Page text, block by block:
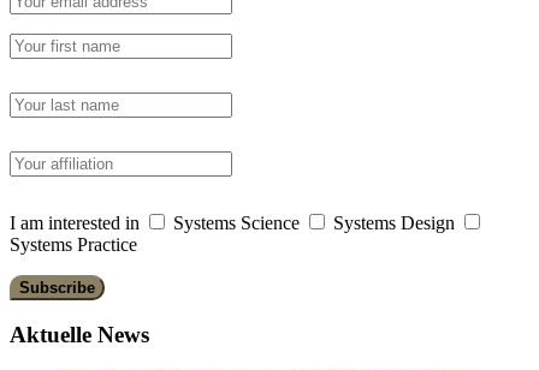
I am interested in Systems Science
Systems Design
Systems Practice
Aktuelle News